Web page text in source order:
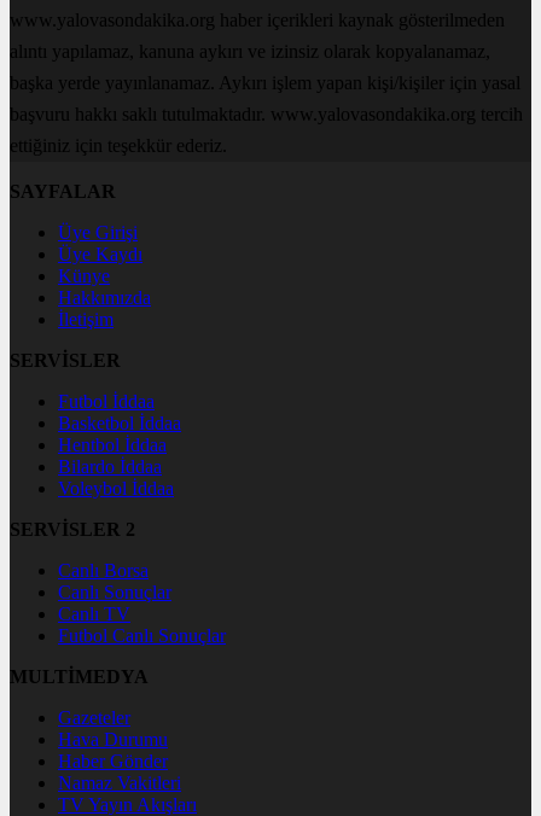
www.yalovasondakika.org haber içerikleri kaynak gösterilmeden
alıntı yapılamaz, kanuna aykırı ve izinsiz olarak kopyalanamaz,
başka yerde yayınlanamaz. Aykırı işlem yapan kişi/kişiler için yasal
başvuru hakkı saklı tutulmaktadır. www.yalovasondakika.org tercih
ettiğiniz için teşekkür ederiz.
SAYFALAR
Üye Girişi
Üye Kaydı
Künye
Hakkımızda
İletişim
SERVİSLER
Futbol İddaa
Basketbol İddaa
Hentbol İddaa
Bilardo İddaa
Voleybol İddaa
SERVİSLER 2
Canlı Borsa
Canlı Sonuçlar
Canlı TV
Futbol Canlı Sonuçlar
MULTİMEDYA
Gazeteler
Hava Durumu
Haber Gönder
Namaz Vakitleri
TV Yayın Akışları